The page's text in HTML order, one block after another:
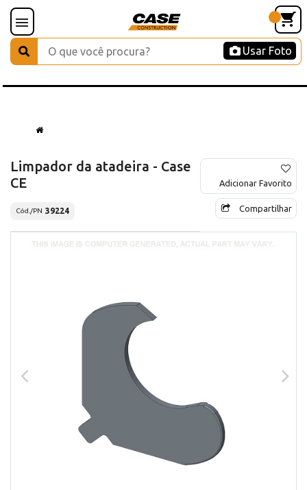
Usar Foto
Limpador da atadeira - Case
CE
Cód./PN 39224
Adicionar Favorito
Compartilhar